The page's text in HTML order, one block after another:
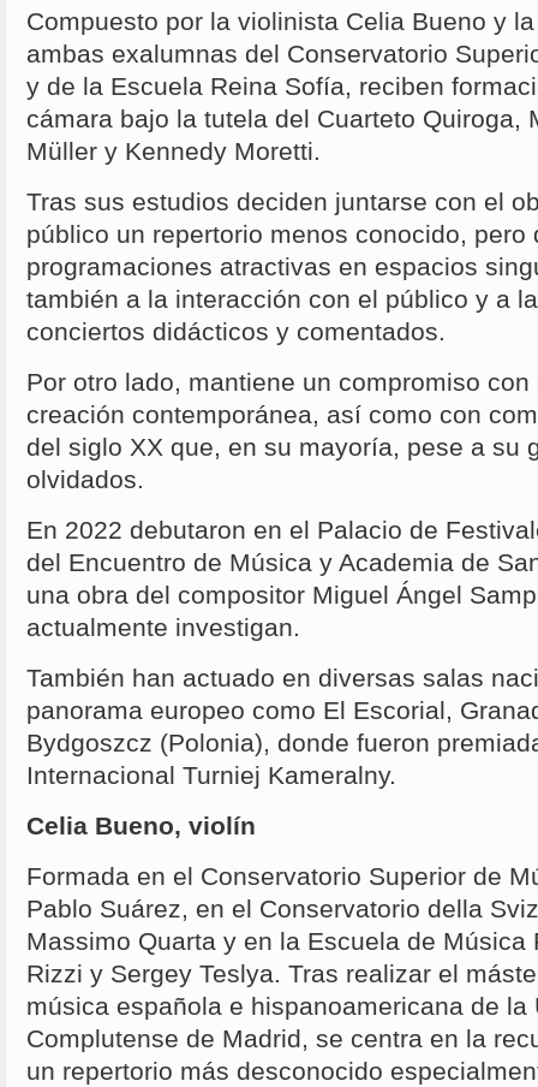
Compuesto por la violinista Celia Bueno y
ambas exalumnas del Conservatorio
y de la Escuela Reina Sofía, reciben
cámara bajo la tutela del Cuarteto Quiroga,
Müller y Kennedy Moretti.
Tras sus estudios deciden juntarse con el
público un repertorio menos conocido,
programaciones atractivas en espacios
también a la interacción con el público y a
conciertos didácticos y comentados.
Por otro lado, mantiene un compromiso
creación contemporánea, así como con
del siglo XX que, en su mayoría, pese a su
olvidados.
En 2022 debutaron en el Palacio de
del Encuentro de Música y Academia de
una obra del compositor Miguel Ángel
actualmente investigan.
También han actuado en diversas salas
panorama europeo como El Escorial,
Bydgoszcz (Polonia), donde fueron
Internacional Turniej Kameralny.
Celia Bueno, violín
Formada en el Conservatorio Superior de
Pablo Suárez, en el Conservatorio della
Massimo Quarta y en la Escuela de Música
Rizzi y Sergey Teslya. Tras realizar el
música española e hispanoamericana de la
Complutense de Madrid, se centra en la
un repertorio más desconocido